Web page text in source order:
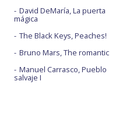
David DeMaría, La puerta
mágica
The Black Keys, Peaches!
Bruno Mars, The romantic
Manuel Carrasco, Pueblo
salvaje I